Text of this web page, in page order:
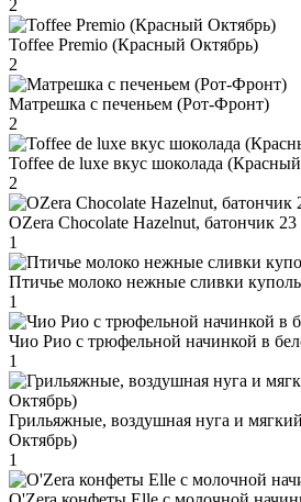
2
Toffee Premio (Красный Октябрь)
2
Матрешка с печеньем (Рот-Фронт)
2
Toffee de luxe вкус шоколада
2
OZera Chocolate Hazelnut, батончик
1
Птичье молоко нежные сливки
1
Чио Рио с трюфельной начинкой в
1
Грильяжные, воздушная нуга и
Октябрь)
1